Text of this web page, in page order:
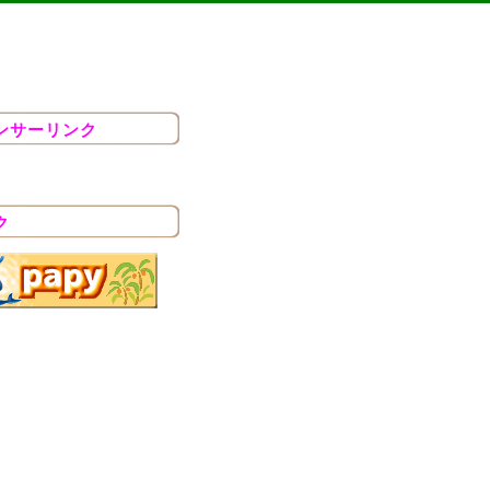
サーリンク